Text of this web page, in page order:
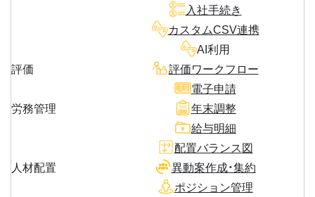
入社手続き
カスタムCSV連携
AI利用
評価
評価ワークフロー
労務管理
電子申請
年末調整
給与明細
人材配置
配置バランス図
異動案作成・集約
ポジション管理